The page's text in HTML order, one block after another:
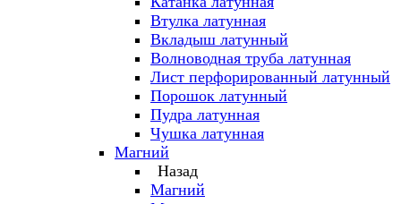
Втулка латунная
Вкладыш латунный
Волноводная труба латунная
Лист перфорированный латунный
Порошок латунный
Пудра латунная
Чушка латунная
Магний
Назад
Магний